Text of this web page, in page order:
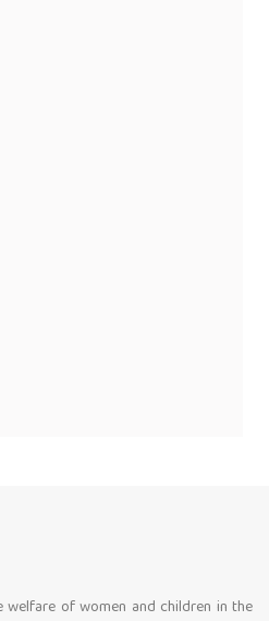
welfare of women and children in the